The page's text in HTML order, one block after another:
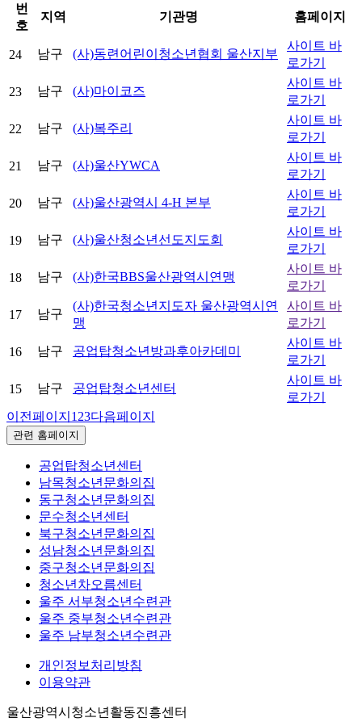
번
호
지역 기관명 홈페이지
24 남구 (사)동련어린이청소년협회 울산지부
사이트 바
로가기
23 남구 (사)마이코즈
사이트 바
로가기
22 남구 (사)복주리
사이트 바
로가기
21 남구 (사)울산YWCA
사이트 바
로가기
20 남구 (사)울산광역시 4-H 본부
사이트 바
로가기
19 남구 (사)울산청소년선도지도회
사이트 바
로가기
18 남구 (사)한국BBS울산광역시연맹
사이트 바
로가기
17 남구
(사)한국청소년지도자 울산광역시연
맹
사이트 바
로가기
16 남구 공업탑청소년방과후아카데미
사이트 바
로가기
15 남구 공업탑청소년센터
사이트 바
로가기
이전페이지 1 23다음페이지
관련 홈페이지
공업탑청소년센터
남목청소년문화의집
동구청소년문화의집
문수청소년센터
북구청소년문화의집
성남청소년문화의집
중구청소년문화의집
청소년차오름센터
울주 서부청소년수련관
울주 중부청소년수련관
울주 남부청소년수련관
개인정보처리방침
이용약관
울산광역시청소년활동진흥센터